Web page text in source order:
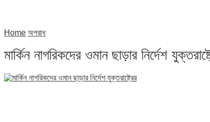
Home অপরাধ
মার্কিন নাগরিকদের ওমান ছাড়ার নির্দেশ